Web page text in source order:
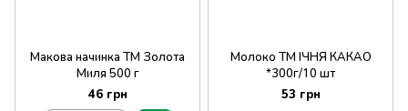
Макова начинка ТМ Золота
Миля 500 г
46 грн
Молоко ТМ ІЧНЯ КАКАО
*300г/10 шт
53 грн